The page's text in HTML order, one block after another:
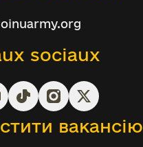
sociaux
вакансію